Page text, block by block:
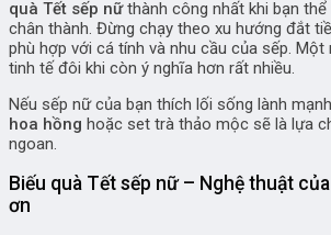
quà Tết sếp nữthành công nhất khi bạn thể
chân thành. Đừng chạy theo xu hướng đắt
phù hợp với cá tính và nhu cầu của sếp. Một
tinh tế đôi khi còn ý nghĩa hơn rất nhiều.
Nếu sếp nữ của bạn thích lối sống lành
hoa hồng hoặc set trà thảo mộc sẽ là lựa
ngoan.
Biếu quà Tết sếp nữ – Nghệ thuật
ơn